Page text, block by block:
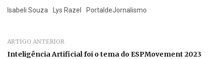
Isabeli Souza
Lys Razel PortaldeJornalismo
ARTIGO ANTERIOR
Inteligência Artificial foi o tema do ESPMovement 2023